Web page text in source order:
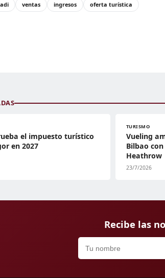
ventas ingresos oferta turística
el impuesto turístico
en 2027
TURISMO
Vueling
Bilbao
Heathrow
23/7/2026
Recibe las